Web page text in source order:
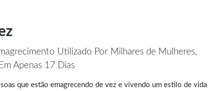
Utilizado Por Milhares de Mulheres,
Apenas 17 Dias
que estão emagrecendo de vez e vivendo um estilo de vida